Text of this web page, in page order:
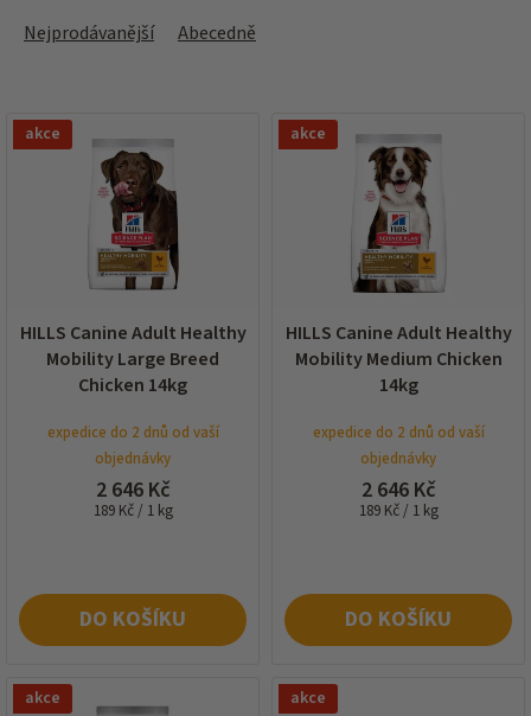
o
Nejprodávanější
Abecedně
V
ý
d
akce
HILLS Canine Adult Healthy
Mobility Large Breed
Chicken 14kg
expedice do 2 dnů od vaší
objednávky
2 646 Kč
Měrná
189 Kč / 1 kg
DO KOŠÍKU
akce
HILLS Canine Adult Healthy
Mobility Medium Chicken
14kg
expedice do 2 dnů od vaší
objednávky
2 646 Kč
Měrná
189 Kč / 1 kg
DO KOŠÍKU
akce akce